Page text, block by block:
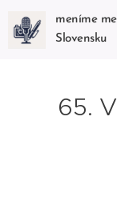
meníme
Slovensku
65.